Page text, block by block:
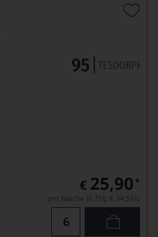
€ 25,90 *
pro Flasche (0.75l), € 34,53/L